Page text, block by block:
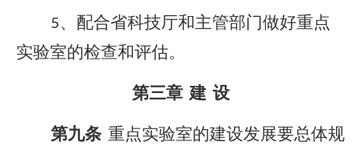
5、配合省科技厅和主管部门做好重点
实验室的检查和评估。
第三章 建 设
第九条 重点实验室的建设发展要总体规